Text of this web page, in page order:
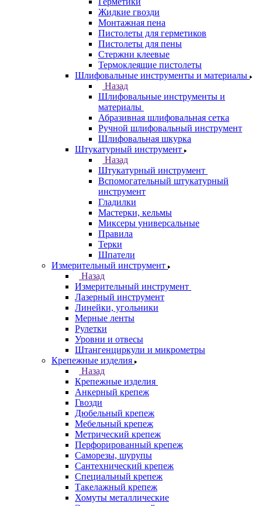
Жидкие гвозди
Монтажная пена
Пистолеты для герметиков
Пистолеты для пены
Стержни клеевые
Термоклеящие пистолеты
Шлифовальные инструменты и материалы
Назад
Шлифовальные инструменты и
материалы
Абразивная шлифовальная сетка
Ручной шлифовальный инструмент
Шлифовальная шкурка
Штукатурный инструмент
Назад
Штукатурный инструмент
Вспомогательный штукатурный
инструмент
Гладилки
Мастерки, кельмы
Миксеры универсальные
Правила
Терки
Шпатели
Измерительный инструмент
Назад
Измерительный инструмент
Лазерный инструмент
Линейки, угольники
Мерные ленты
Рулетки
Уровни и отвесы
Штангенциркули и микрометры
Крепежные изделия
Назад
Крепежные изделия
Анкерный крепеж
Гвозди
Дюбельный крепеж
Мебельный крепеж
Метрический крепеж
Перфорированный крепеж
Саморезы, шурупы
Сантехнический крепеж
Специальный крепеж
Такелажный крепеж
Хомуты металлические